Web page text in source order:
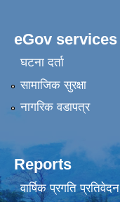
eGov services
घटना दर्ता
सामाजिक सुरक्षा
नागरिक वडापत्र
Reports
वार्षिक प्रगति प्रतिवेदन